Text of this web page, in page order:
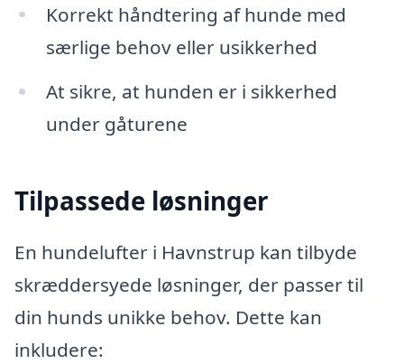
Korrekt håndtering af hunde med
særlige behov eller usikkerhed
At sikre, at hunden er i sikkerhed
under gåturene
Tilpassede løsninger
En hundelufter i Havnstrup kan tilbyde
skræddersyede løsninger, der passer til
din hunds unikke behov. Dette kan
inkludere: